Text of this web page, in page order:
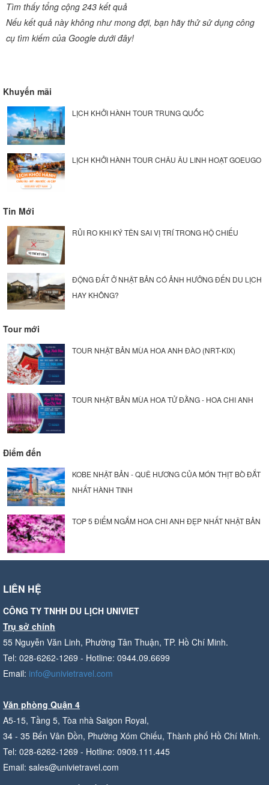
Tìm thấy tổng cộng 243 kết quả
Nếu kết quả này không như mong đợi, bạn hãy thử sử dụng công
cụ tìm kiếm của Google dưới đây!
Khuyến mãi
LỊCH KHỞI HÀNH TOUR TRUNG QUỐC
LỊCH KHỞI HÀNH TOUR CHÂU ÂU LINH HOẠT GOEUGO
Tin Mới
RỦI RO KHI KÝ TÊN SAI VỊ TRÍ TRONG HỘ CHIẾU
ĐỘNG ĐẤT Ở NHẬT BẢN CÓ ẢNH HƯỞNG ĐẾN DU LỊCH
HAY KHÔNG?
Tour mới
TOUR NHẬT BẢN MÙA HOA ANH ĐÀO (NRT-KIX)
TOUR NHẬT BẢN MÙA HOA TỬ ĐẰNG - HOA CHI ANH
Điểm đến
KOBE NHẬT BẢN - QUÊ HƯƠNG CỦA MÓN THỊT BÒ ĐẮT
NHẤT HÀNH TINH
TOP 5 ĐIỂM NGẮM HOA CHI ANH ĐẸP NHẤT NHẬT BẢN
LIÊN HỆ
CÔNG TY TNHH DU LỊCH UNIVIET
Trụ sở chính
55 Nguyễn Văn Linh, Phường Tân Thuận, TP. Hồ Chí Minh.
Tel: 028-6262-1269 - Hotline: 0944.09.6699
Email: info@univietravel.com
Văn phòng Quận 4
A5-15, Tầng 5, Tòa nhà Saigon Royal,
34 - 35 Bến Vân Đồn, Phường Xóm Chiếu, Thành phố Hồ Chí Minh.
Tel: 028-6262-1269 - Hotline: 0909.111.445
Email: sales@univietravel.com